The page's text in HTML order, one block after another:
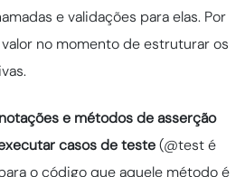
e validações para elas. Por
no momento de estruturar os
e métodos de asserção
casos de teste(@test é
o código que aquele método é